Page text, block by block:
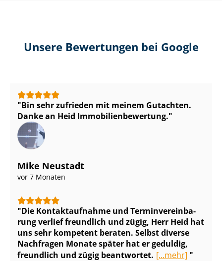
Unsere Bewertungen bei Google
Bin sehr zufrieden mit meinem Gutachten.
Danke an Heid Im­mo­bi­li­en­be­wer­tung.
Mike Neustadt
vor 7 Monaten
Die Kontaktaufnahme und Ter­min­ver­ein­ba­
rung verlief freundlich und zügig, Herr Heid hat
uns sehr kompetent beraten. Selbst diverse
Nachfragen Monate später hat er geduldig,
freundlich und zügig beantwortet. [...mehr]